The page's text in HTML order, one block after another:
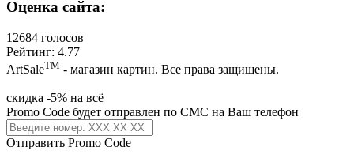
Оценка сайта:
12684 голосов
Рейтинг: 4.77
ArtSaleТМ - магазин картин. Все права защищены.
скидка -5% на всё
Promo Code будет отправлен по СМС на Ваш телефон
Отправить Promo Code